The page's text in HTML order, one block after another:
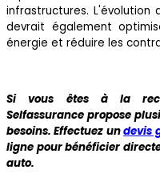
infrastructures. L'évolution
devrait également
énergie et réduire les
Si vous êtes à la
Selfassurance propose
besoins. Effectuez undevis
ligne pour bénéficier
auto.